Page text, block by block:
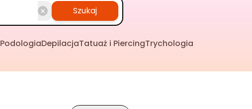
Szukaj
PodologiaDepilacjaTatuaż i PiercingTrychologia